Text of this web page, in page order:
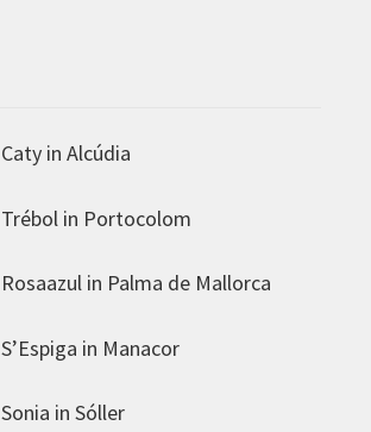
in Alcúdia
in Portocolom
in Palma de Mallorca
in Manacor
in Sóller